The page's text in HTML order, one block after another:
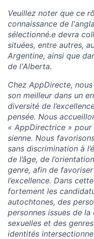
Veuillez noter que ce
connaissance de
sélectionné.e devra
situées, entre autres,
Argentine, ainsi que
de l'Alberta.
Chez AppDirecte,
son meilleur dans un
diversité de
pensée. Nous
« AppDirectrice » pour
sienne. Nous
sans discrimination à
de l’âge, de
genre, afin de
l’excellence. Dans
fortement les
autochtones, des
personnes issues de
sexuelles et des
identités